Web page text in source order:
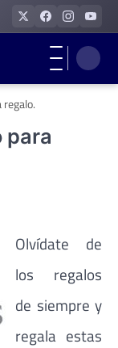
para
Olvídate de
los regalos
de siempre y
regala estas